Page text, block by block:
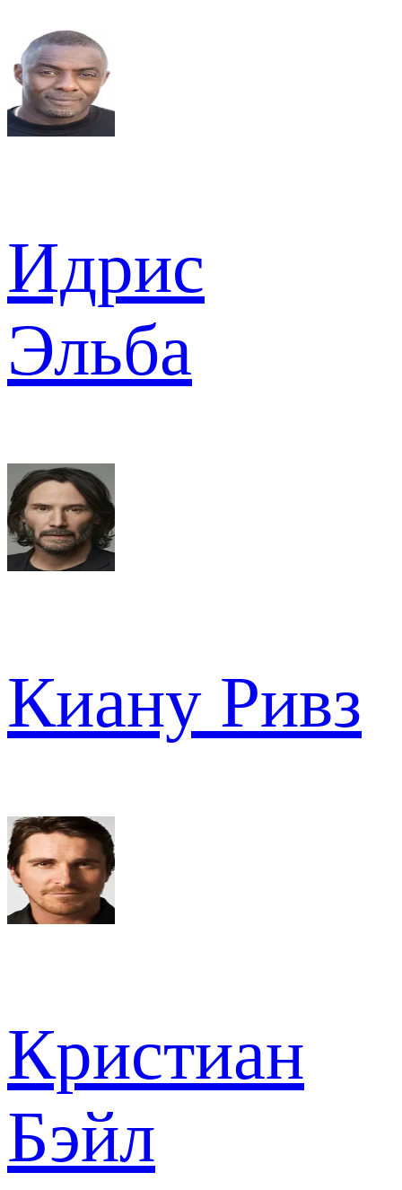
Идрис
Эльба
Киану Ривз
Кристиан
Бэйл